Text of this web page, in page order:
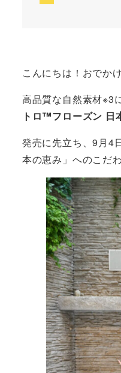
こんにちは！おでか
高品質な自然素材※3
トロ™フローズン 日
発売に先立ち、9月4
本の恵み」へのこだ